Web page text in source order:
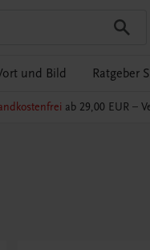
und Bild Ratgeber
ab 29,00 EUR –